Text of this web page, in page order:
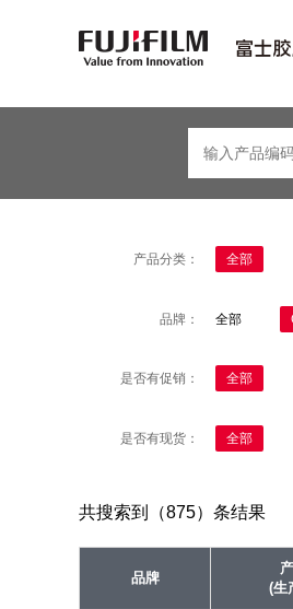
产品分类： 全部
品牌： 全部
是否有促销： 全部
是否有现货： 全部
共搜索到（875）条结果
品牌
(生